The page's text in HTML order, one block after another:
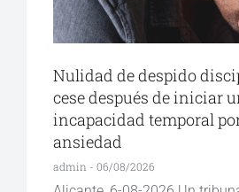
Nulidad de despido
cese después de iniciar
incapacidad temporal
ansiedad
admin 06/08/2026